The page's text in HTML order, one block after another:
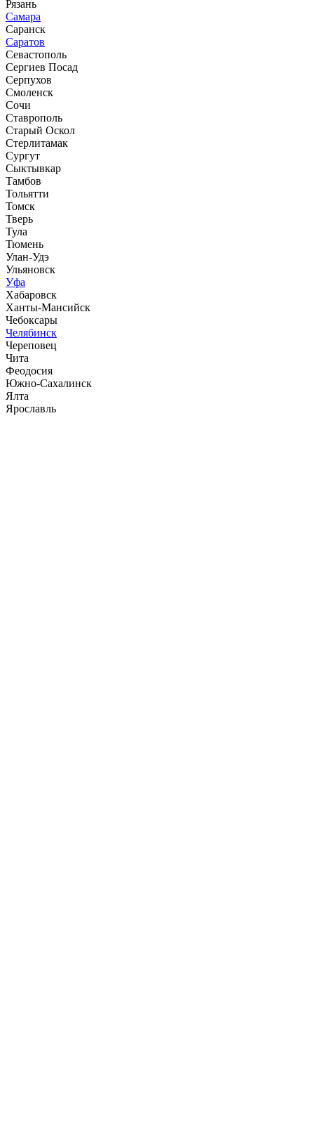
Рязань
Самара
Саранск
Саратов
Севастополь
Сергиев Посад
Серпухов
Смоленск
Сочи
Ставрополь
Старый Оскол
Стерлитамак
Сургут
Сыктывкар
Тамбов
Тольятти
Томск
Тверь
Тула
Тюмень
Улан-Удэ
Ульяновск
Уфа
Хабаровск
Ханты-Мансийск
Чебоксары
Челябинск
Череповец
Чита
Феодосия
Южно-Сахалинск
Ялта
Ярославль